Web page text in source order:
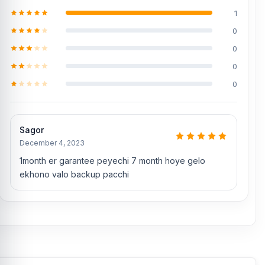
1
0
0
0
0
Sagor
December 4, 2023
1month er garantee peyechi 7 month hoye gelo
ekhono valo backup pacchi